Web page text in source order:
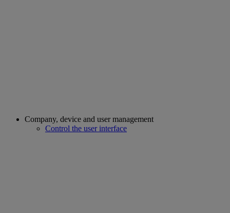
Company, device and user management
Control the user interface